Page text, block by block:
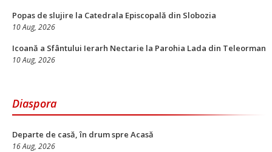
Popas de slujire la Catedrala Episcopală din Slobozia
10 Aug, 2026
Icoană a Sfântului Ierarh Nectarie la Parohia Lada din Teleorman
10 Aug, 2026
Diaspora
Departe de casă, în drum spre Acasă
16 Aug, 2026